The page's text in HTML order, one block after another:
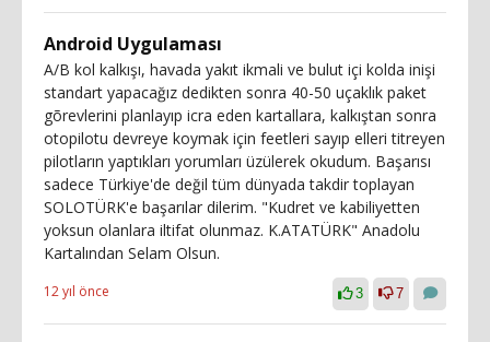
Android Uygulaması
A/B kol kalkışı, havada yakıt ikmali ve bulut içi kolda inişi
standart yapacağız dedikten sonra 40-50 uçaklık paket
gõrevlerini planlayıp icra eden kartallara, kalkıştan sonra
otopilotu devreye koymak için feetleri sayıp elleri titreyen
pilotların yaptıkları yorumları üzülerek okudum. Başarısı
sadece Türkiye'de değil tüm dünyada takdir toplayan
SOLOTÜRK'e başarılar dilerim. "Kudret ve kabiliyetten
yoksun olanlara iltifat olunmaz. K.ATATÜRK" Anadolu
Kartalından Selam Olsun.
12 yıl önce 3 7